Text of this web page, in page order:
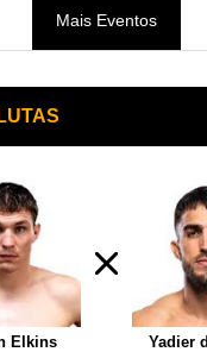
Mais Eventos
LUTAS
Elkins Yadier